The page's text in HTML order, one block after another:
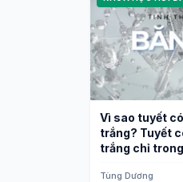
Vì sao tuyết
trắng? Tuyết
trắng chỉ
Tùng Dương